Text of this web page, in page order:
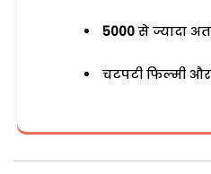
5000 से ज्यादा
चटपटी फिल्मी